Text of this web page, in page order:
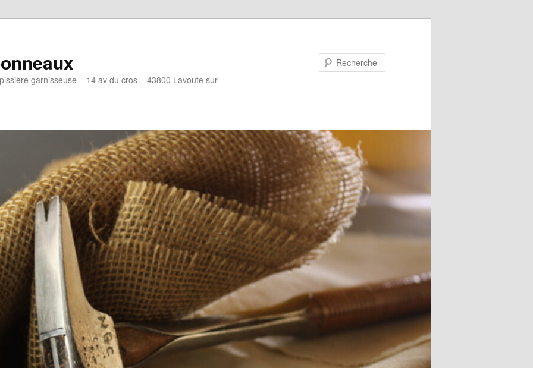
garnisseuse – 14 av du cros – 43800 Lavoute sur